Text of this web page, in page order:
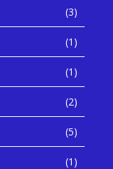
(3)
(1)
(1)
(2)
(5)
(1)